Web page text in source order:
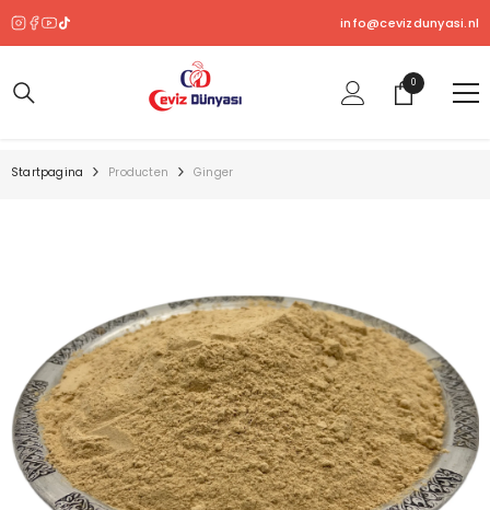
info@cevizdunyasi.nl
00
product
Startpagina Producten Ginger